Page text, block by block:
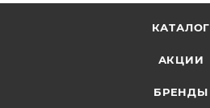
КАТАЛОГ
АКЦИИ
БРЕНДЫ